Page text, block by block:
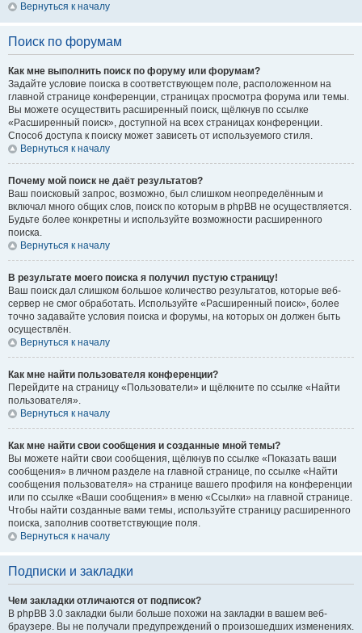
Вернуться к началу
Поиск по форумам
Как мне выполнить поиск по форуму или форумам?
Задайте условие поиска в соответствующем поле, расположенном на
главной странице конференции, страницах просмотра форума или темы.
Вы можете осуществить расширенный поиск, щёлкнув по ссылке
«Расширенный поиск», доступной на всех страницах конференции.
Способ доступа к поиску может зависеть от используемого стиля.
Вернуться к началу
Почему мой поиск не даёт результатов?
Ваш поисковый запрос, возможно, был слишком неопределённым и
включал много общих слов, поиск по которым в phpBB не осуществляется.
Будьте более конкретны и используйте возможности расширенного
поиска.
Вернуться к началу
В результате моего поиска я получил пустую страницу!
Ваш поиск дал слишком большое количество результатов, которые веб-
сервер не смог обработать. Используйте «Расширенный поиск», более
точно задавайте условия поиска и форумы, на которых он должен быть
осуществлён.
Вернуться к началу
Как мне найти пользователя конференции?
Перейдите на страницу «Пользователи» и щёлкните по ссылке «Найти
пользователя».
Вернуться к началу
Как мне найти свои сообщения и созданные мной темы?
Вы можете найти свои сообщения, щёлкнув по ссылке «Показать ваши
сообщения» в личном разделе на главной странице, по ссылке «Найти
сообщения пользователя» на странице вашего профиля на конференции
или по ссылке «Ваши сообщения» в меню «Ссылки» на главной странице.
Чтобы найти созданные вами темы, используйте страницу расширенного
поиска, заполнив соответствующие поля.
Вернуться к началу
Подписки и закладки
Чем закладки отличаются от подписок?
В phpBB 3.0 закладки были больше похожи на закладки в вашем веб-
браузере. Вы не получали предупреждений о произошедших изменениях.